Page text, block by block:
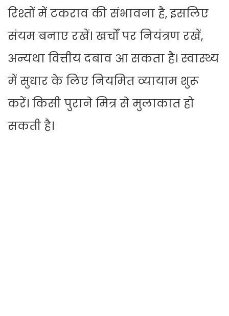
रिश्तों में टकराव की संभावना है, इसलिए
संयम बनाए रखें। खर्चों पर नियंत्रण रखें,
अन्यथा वित्तीय दबाव आ सकता है। स्वास्थ्य
में सुधार के लिए नियमित व्यायाम शुरू
करें। किसी पुराने मित्र से मुलाकात हो
सकती है।